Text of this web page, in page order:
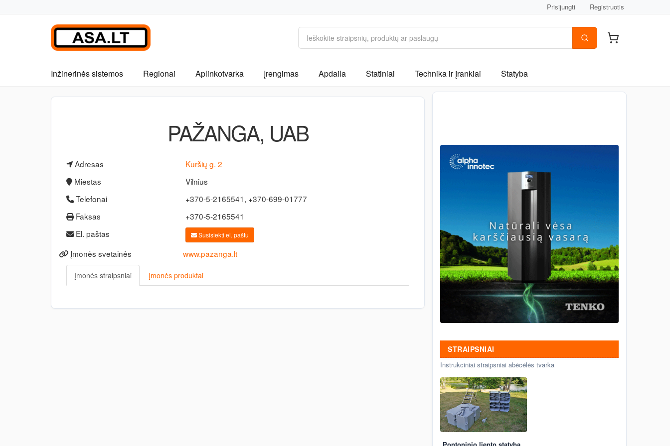
Prisijungti Registruotis
Inžinerinės sistemos Regionai Aplinkotvarka Įrengimas Apdaila Statiniai Technika ir įrankiai Statyba
PAŽANGA, UAB
Adresas
Kuršių g. 2
Miestas
Vilnius
Telefonai
+370-5-2165541, +370-699-01777
Faksas
+370-5-2165541
El. paštas
Susisiekti el. paštu
Įmonės svetainės www.pazanga.lt
Įmonės straipsniai Įmonės produktai
STRAIPSNIAI
Instrukciniai straipsniai abėcėlės tvarka